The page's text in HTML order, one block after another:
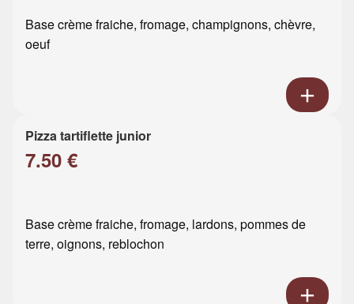
Base crème fraiche, fromage, champignons, chèvre,
oeuf
Pizza tartiflette junior
7.50 €
Base crème fraiche, fromage, lardons, pommes de
terre, oignons, reblochon